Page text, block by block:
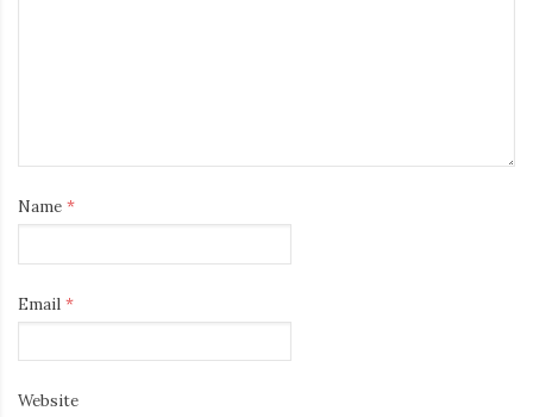
Name *
Email *
Website